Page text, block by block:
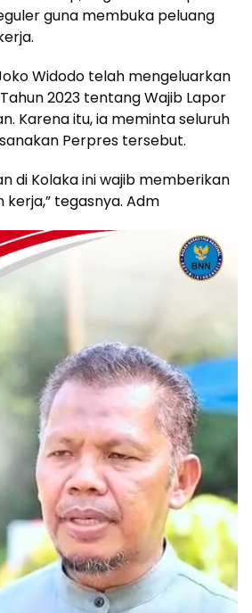
guna membuka peluang
Widodo telah mengeluarkan
2023 tentang Wajib Lapor
Karena itu, ia meminta seluruh
Perpres tersebut.
di Kolaka ini wajib memberikan
tegasnya. Adm